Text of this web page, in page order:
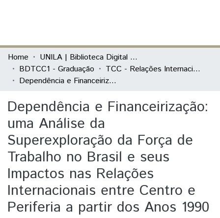
Communities & Collections
All of DSpace
Home
UNILA | Biblioteca Digital de Trabalhos de Conclusão de Curso
BDTCC1 - Graduação
TCC - Relações Internacionais e Integração
Dependência e Financeirização: uma Análise da Superexploração da Força de Trabalho no Brasil e seus Impactos nas Relações Internacionais entre Centro e Periferia a partir dos Anos 1990
Dependência e Financeirização:
uma Análise da
Superexploração da Força de
Trabalho no Brasil e seus
Impactos nas Relações
Internacionais entre Centro e
Periferia a partir dos Anos 1990